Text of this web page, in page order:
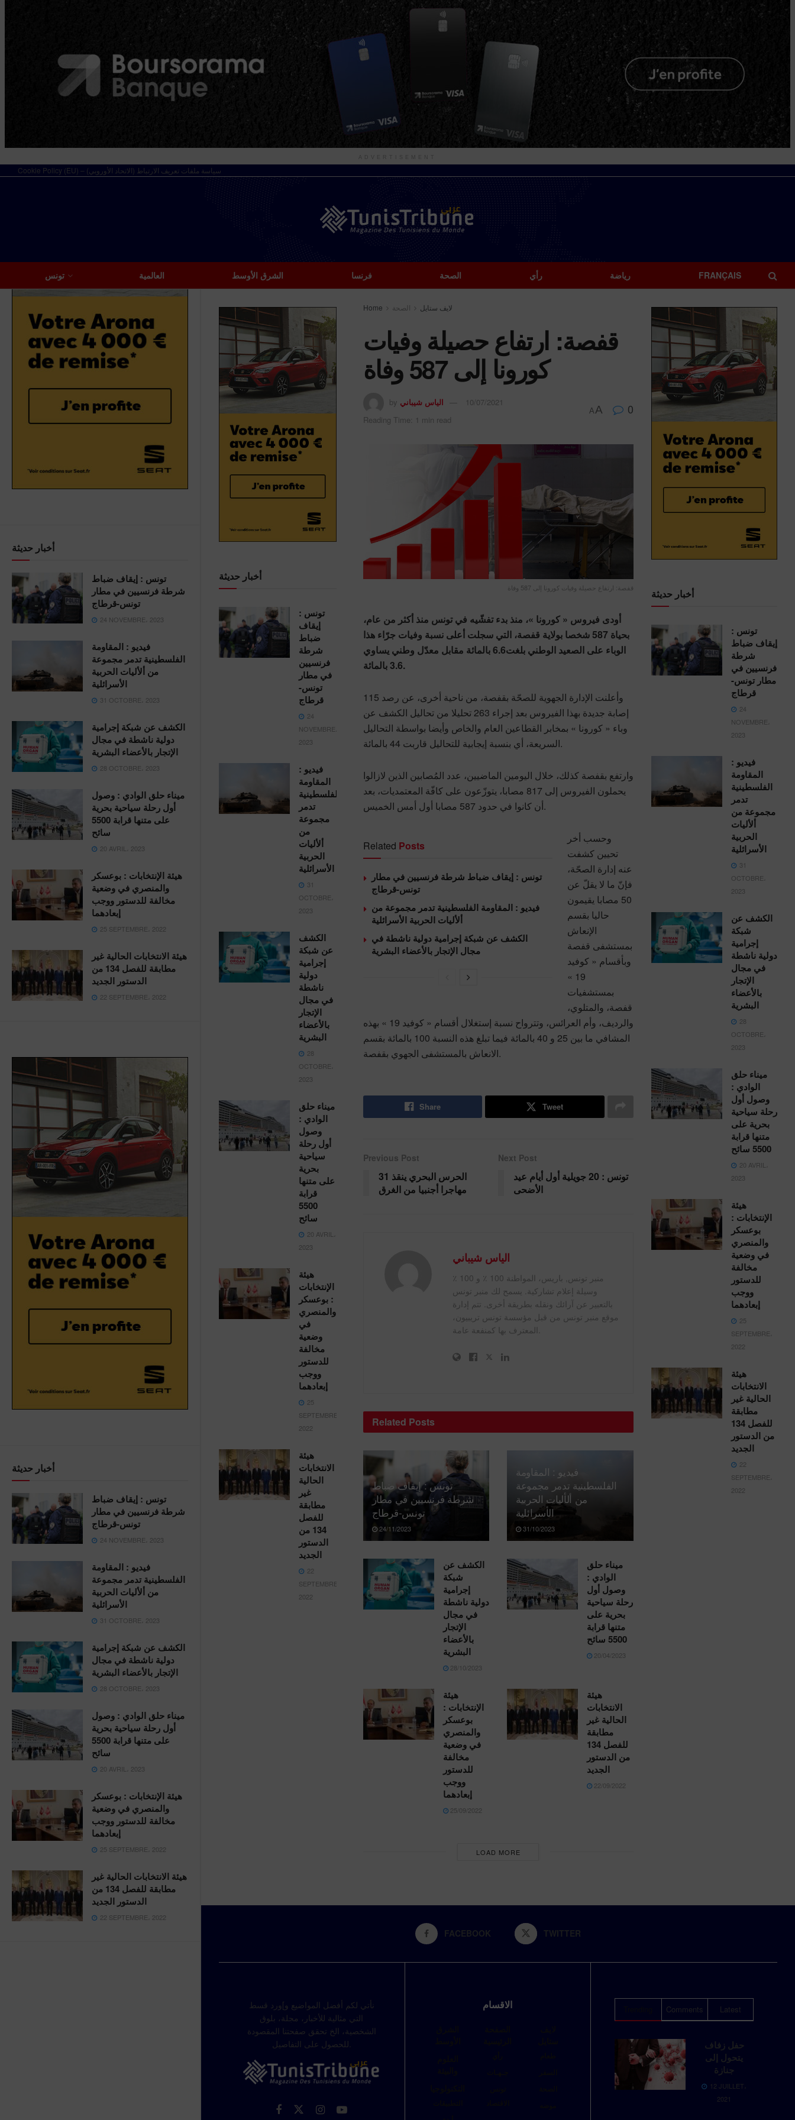
أخبار حديثة
تونس : إيقاف ضباط
شرطة فرنسيين في مطار
تونس-قرطاج
24 NOVEMBRE، 2023
فيديو : المقاومة
الفلسطينية تدمر مجموعة
من ألأليات الحربية
الأسرائلية
31 OCTOBRE، 2023
الكشف عن شبكة إجرامية
دولية ناشطة في مجال
الإتجار بالأعضاء البشرية
28 OCTOBRE، 2023
ميناء حلق الوادي : وصول
أول رحلة سياحية بحرية
على متنها قرابة 5500
سائح
20 AVRIL، 2023
هيئة الإنتخابات : بوعسكر
والمنصري في وضعية
مخالفة للدستور ووجب
إبعادهما
25 SEPTEMBRE، 2022
هيئة الانتخابات الحالية غير
مطابقة للفصل 134 من
الدستور الجديد
22 SEPTEMBRE، 2022
أخبار حديثة
تونس : إيقاف ضباط
شرطة فرنسيين في مطار
تونس-قرطاج
24 NOVEMBRE، 2023
فيديو : المقاومة
الفلسطينية تدمر مجموعة
من ألأليات الحربية
الأسرائلية
31 OCTOBRE، 2023
الكشف عن شبكة إجرامية
دولية ناشطة في مجال
الإتجار بالأعضاء البشرية
28 OCTOBRE، 2023
ميناء حلق الوادي : وصول
أول رحلة سياحية بحرية
على متنها قرابة 5500
سائح
20 AVRIL، 2023
هيئة الإنتخابات : بوعسكر
والمنصري في وضعية
مخالفة للدستور ووجب
إبعادهما
25 SEPTEMBRE، 2022
هيئة الانتخابات الحالية غير
مطابقة للفصل 134 من
الدستور الجديد
22 SEPTEMBRE، 2022
Cookie Policy (EU) – سياسة ملفات تعريف الارتباط (الاتحاد الأوروبي)
تونس العالمية الشرق الأوسط فرنسا الصحة رأي رياضة FRANÇAIS
Home لايف ستايل الصحة
قفصة: ارتفاع حصيلة وفيات
كورونا إلى 587 وفاة
by الياس شيباني
10/07/2021
Reading Time: 1 min read
A A 0
قفصة: ارتفاع حصيلة وفيات كورونا إلى 587 وفاة
أودى فيروس « كورونا »، منذ بدء تفشّيه في تونس منذ أكثر من عام،
بحياة 587 شخصا بولاية قفصة، التي سجلت أعلى نسبة وفيات جرّاء هذا
الوباء على الصعيد الوطني بلغت6.6 بالمائة مقابل معدّل وطني يساوي
3.6 بالمائة.
وأعلنت الإدارة الجهوية للصحّة بقفصة، من ناحية أخرى، عن رصد 115
إصابة جديدة بهذا الفيروس بعد إجراء 263 تحليلا من تحاليل الكشف عن
وباء « كورونا » بمخابر القطاعين العام والخاص وأيضا بواسطة التحاليل
السريعة، أي بنسبة إيجابية للتحاليل قاربت 44 بالمائة.
وارتفع بقفصة كذلك، خلال اليومين الماضيين، عدد المُصابين الذين لازالوا
يحملون الفيروس إلى 817 مصابا، يتوزّعون على كافّة المعتمديات، بعد
أن كانوا في حدود 587 مصابا أول أمس الخميس.
Related Posts
تونس : إيقاف ضباط شرطة فرنسيين في مطار
تونس-قرطاج
فيديو : المقاومة الفلسطينية تدمر مجموعة من
ألأليات الحربية الأسرائلية
الكشف عن شبكة إجرامية دولية ناشطة في
مجال الإتجار بالأعضاء البشرية
وحسب أخر
تحيين كشفت
عنه إدارة الصحّة،
فإنّ ما لا يقلّ عن
50 مصابا يقيمون
حاليا بقسم
الإنعاش
بمستشفى قفصة
وبأقسام « كوفيد
19 »
بمستشفيات
قفصة، والمتلوي،
والرديف، وأم العرائس، وتترواح نسبة إستغلال أقسام « كوفيد 19 » بهذه
المشافي ما بين 25 و 40 بالمائة فيما تبلغ هذه النسبة 100 بالمائة بقسم
الانعاش بالمستشفى الجهوي بقفصة.
Share Tweet
Previous Post
الحرس البحري ينقذ 31
مهاجرا أجنبيا من الغرق
Next Post
تونس : 20 جويلية أول أيام عيد
الأضحى
الياس شيباني
منبر تونس, باريس‏، المواطنة 100 ٪ و 100 ٪
وسيلة إعلام تشاركية. يسمح لك منبر تونس
بالتعبير عن آرائك ونقله بطريقة أخرى. تتم إدارة
موقع منبر تونس من قبل مؤسسة تونس تريبيون،
Related Posts
تونس : إيقاف ضباط
شرطة فرنسيين في مطار
تونس-قرطاج
24/11/2023
فيديو : المقاومة
الفلسطينية تدمر مجموعة
من ألأليات الحربية
الأسرائلية
31/10/2023
الكشف عن
شبكة
إجرامية
دولية ناشطة
في مجال
الإتجار
بالأعضاء
البشرية
28/10/2023
ميناء حلق
الوادي :
وصول أول
رحلة سياحية
بحرية على
متنها قرابة
5500 سائح
20/04/2023
هيئة
الإنتخابات :
بوعسكر
والمنصري
في وضعية
مخالفة
للدستور
ووجب
إبعادهما
25/09/2022
هيئة
الانتخابات
الحالية غير
مطابقة
للفصل 134
من الدستور
الجديد
22/09/2022
LOAD MORE
أخبار حديثة
تونس :
إيقاف
ضباط
شرطة
فرنسيين
في مطار
تونس-
قرطاج
24
NOVEMBRE،
2023
فيديو :
المقاومة
الفلسطينية
تدمر
مجموعة
من
ألأليات
الحربية
الأسرائلية
31
OCTOBRE،
2023
الكشف
عن شبكة
إجرامية
دولية
ناشطة
في مجال
الإتجار
بالأعضاء
البشرية
28
OCTOBRE،
2023
ميناء حلق
الوادي :
وصول
أول رحلة
سياحية
بحرية
على متنها
قرابة
5500
سائح
20 AVRIL،
2023
هيئة
الإنتخابات
: بوعسكر
والمنصري
في
وضعية
مخالفة
للدستور
ووجب
إبعادهما
25
SEPTEMBRE،
2022
هيئة
الانتخابات
الحالية
غير
مطابقة
للفصل
134 من
الدستور
الجديد
22
SEPTEMBRE،
2022
أخبار حديثة
تونس :
إيقاف ضباط
شرطة
فرنسيين في
مطار تونس-
قرطاج
24
NOVEMBRE،
2023
فيديو :
المقاومة
الفلسطينية
تدمر
مجموعة من
ألأليات
الحربية
الأسرائلية
31
OCTOBRE،
2023
الكشف عن
شبكة
إجرامية
دولية ناشطة
في مجال
الإتجار
بالأعضاء
البشرية
28
OCTOBRE،
2023
ميناء حلق
الوادي :
وصول أول
رحلة سياحية
بحرية على
متنها قرابة
5500 سائح
20 AVRIL،
2023
هيئة
الإنتخابات :
بوعسكر
والمنصري
في وضعية
مخالفة
للدستور
ووجب
إبعادهما
25
SEPTEMBRE،
2022
هيئة
الانتخابات
الحالية غير
مطابقة
للفصل 134
من الدستور
الجديد
22
SEPTEMBRE،
2022
FACEBOOK TWITTER
نأتي لكم أفضل المواضيع و]ورد قسط
التي مثالية للأخبار، مجلة، بلوق
الشخصية، الخ تحقق صفحتنا المقصودة
الاقسام Comments Latest
حفل زفاف
يتحول إلى
جنازة
12 JUILLET،
2021